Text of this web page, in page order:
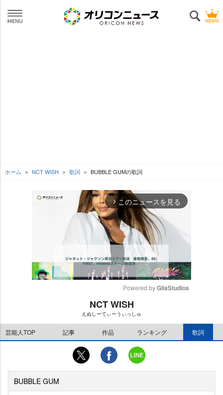
ホーム NCT WISH 歌詞 BUBBLE GUMの歌詞
arrow_forward_ios このニュースを見る
e
Powered by GliaStudios
NCT WISH
えぬしーてぃーうぃっしゅ
芸能人TOP 記事 作品 ランキング 歌詞
BUBBLE GUM